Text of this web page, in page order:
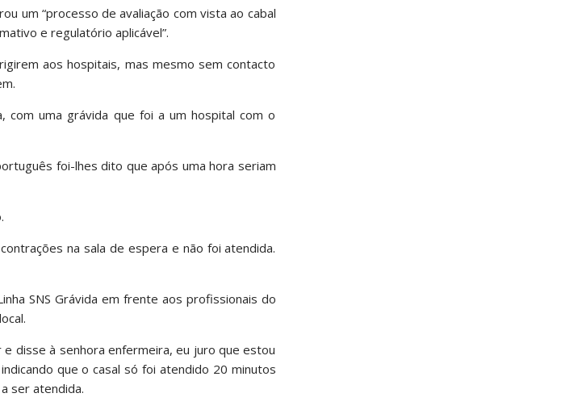
um “processo de avaliação com vista ao cabal
e regulatório aplicável”.
aos hospitais, mas mesmo sem contacto
com uma grávida que foi a um hospital com o
foi-lhes dito que após uma hora seriam
na sala de espera e não foi atendida.
SNS Grávida em frente aos profissionais do
disse à senhora enfermeira, eu juro que estou
que o casal só foi atendido 20 minutos
ser atendida.